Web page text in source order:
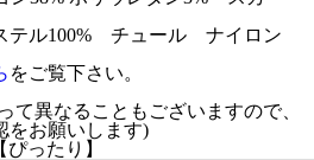
テル100% チュール ナイロン
をご覧下さい。
て異なることもございますので、
をお願いします)
ったり】